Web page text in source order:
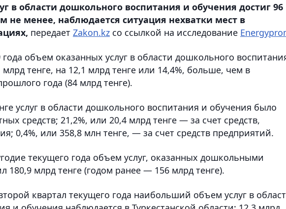
в области дошкольного воспитания и обучения достиг 96
не менее, наблюдается ситуация нехватки мест в
передает Zakon.kz со ссылкой на исследование
объем оказанных услуг в области дошкольного
млрд тенге, на 12,1 млрд тенге или 14,4%, больше, чем в
года (84 млрд тенге).
услуг в области дошкольного воспитания и обучения было
средств; 21,2%, или 20,4 млрд тенге — за счет средств,
0,4%, или 358,8 млн тенге, — за счет средств предприятий.
текущего года объем услуг, оказанных дошкольными
180,9 млрд тенге (годом ранее — 156 млрд тенге).
квартал текущего года наибольший объем услуг в